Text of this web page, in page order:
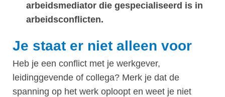
arbeidsmediator die gespecialiseerd is in
arbeidsconflicten.
Je staat er niet alleen voor
Heb je een conflict met je werkgever,
leidinggevende of collega? Merk je dat de
spanning op het werk oploopt en weet je niet